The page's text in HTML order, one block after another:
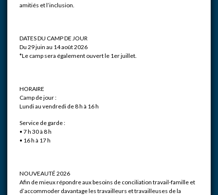
amitiés et l’inclusion.
DATES DU CAMP DE JOUR
Du 29 juin au 14 août 2026
*Le camp sera également ouvert le 1er juillet.
HORAIRE
Camp de jour :
Lundi au vendredi de 8 h à 16 h
Service de garde :
• 7 h 30 à 8 h
• 16 h à 17 h
NOUVEAUTÉ 2026
Afin de mieux répondre aux besoins de conciliation travail-famille et
d’accommoder davantage les travailleurs et travailleuses de la